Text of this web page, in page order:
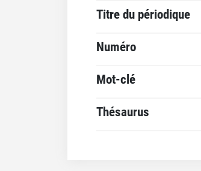
Titre du périodique
Numéro
Mot-clé
Thésaurus